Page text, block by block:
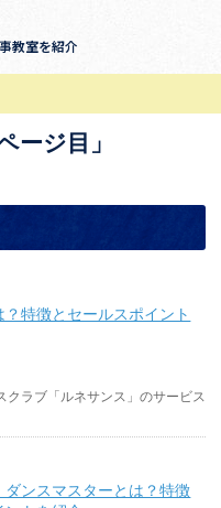
教室を紹介
ージ目」
？特徴とセールスポイント
クラブ「ルネサンス」のサービス
ダンスマスターとは？特徴